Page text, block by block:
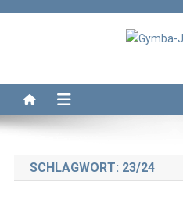
SCHLAGWORT: 23/24